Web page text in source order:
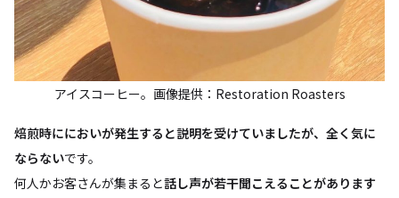
アイスコーヒー。画像提供：Restoration Roasters
焙煎時ににおいが発生すると説明を受けていましたが、全く気に
ならないです。
何人かお客さんが集まると話し声が若干聞こえることがあります